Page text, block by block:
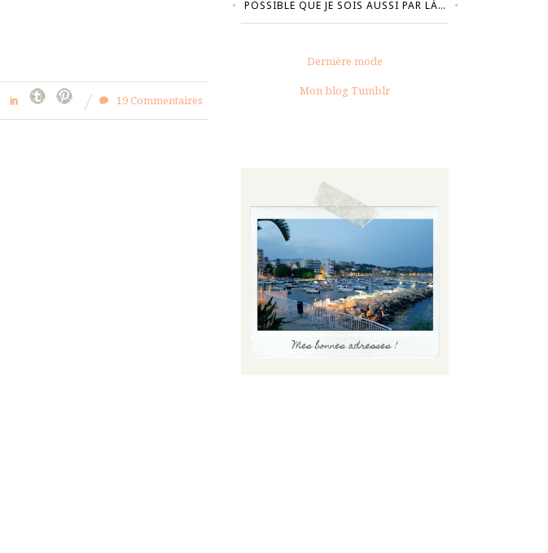
19 Commentaires
POSSIBLE QUE JE SOIS AUSSI PAR LÀ…
Dernière mode
Mon blog Tumblr